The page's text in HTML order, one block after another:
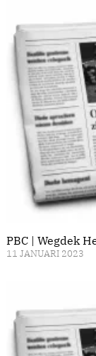
PBC | Wegdek
11 JANUARI 2023